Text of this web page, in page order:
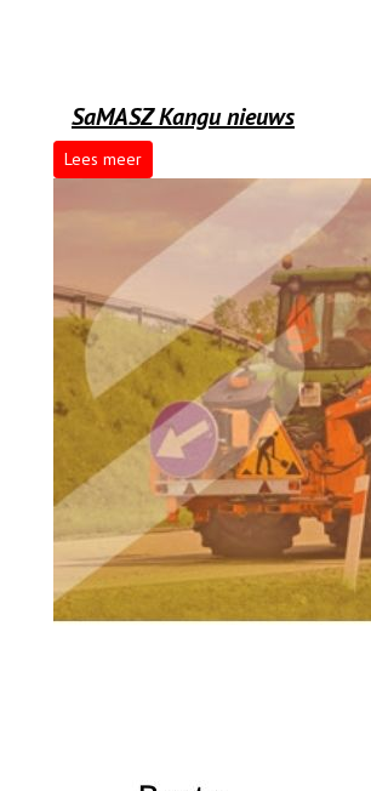
SaMASZ Kangu nieuws
Lees meer